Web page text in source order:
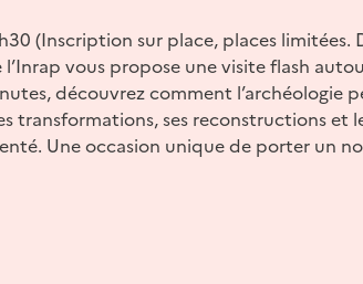
(Inscription sur place, places limitées.
vous propose une visite flash
découvrez comment l’archéologie
transformations, ses reconstructions et
Une occasion unique de porter un